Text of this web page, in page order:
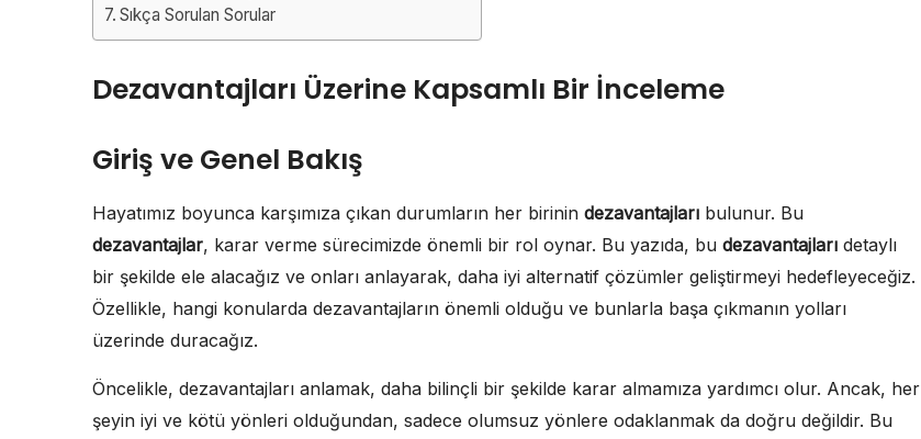
Sıkça Sorulan Sorular
Dezavantajları Üzerine Kapsamlı Bir İnceleme
Giriş ve Genel Bakış
Hayatımız boyunca karşımıza çıkan durumların her birinin dezavantajları bulunur. Bu
dezavantajlar, karar verme sürecimizde önemli bir rol oynar. Bu yazıda, bu dezavantajları detaylı
bir şekilde ele alacağız ve onları anlayarak, daha iyi alternatif çözümler geliştirmeyi hedefleyeceğiz.
Özellikle, hangi konularda dezavantajların önemli olduğu ve bunlarla başa çıkmanın yolları
üzerinde duracağız.
Öncelikle, dezavantajları anlamak, daha bilinçli bir şekilde karar almamıza yardımcı olur. Ancak, her
şeyin iyi ve kötü yönleri olduğundan, sadece olumsuz yönlere odaklanmak da doğru değildir. Bu